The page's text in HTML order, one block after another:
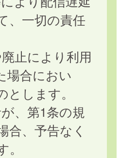
、一切の責任
止により利用
場合におい
します。
、第1条の規
合、予告なく